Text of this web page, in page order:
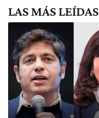
LAS MÁS LEÍDAS